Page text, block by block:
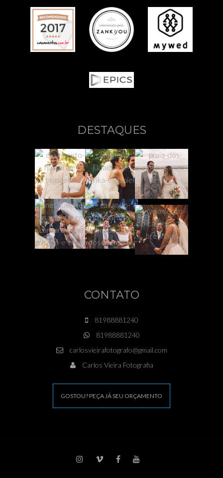
DESTAQUES
CONTATO
81988881240
81988881240
carlosvieirafotografo@gmail.com
Carlos Vieira Fotografia
GOSTOU? PEÇA JÁ SEU ORÇAMENTO